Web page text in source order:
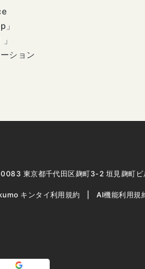
ション
東京都千代田区麹町3-2 垣見麹町ビ
キンタイ利用規約 AI機能利用規